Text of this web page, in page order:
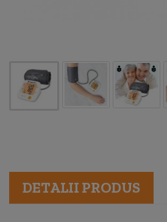
DETALII PRODUS